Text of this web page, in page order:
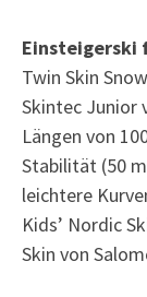
Einsteigerski
Twin Skin
Skintec Junior
Längen von
Stabilität (50
leichtere
Kids’ Nordic
Skin von